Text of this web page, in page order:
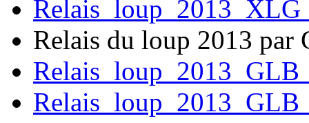
Relais du loup 2013 par